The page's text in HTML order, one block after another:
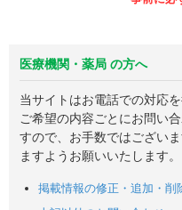
医療機関・薬局 の方へ
当サイトはお電話での対応を
ご希望の内容ごとにお問い
すので、お手数ではござい
ますようお願いいたします。
掲載情報の修正・追加・削